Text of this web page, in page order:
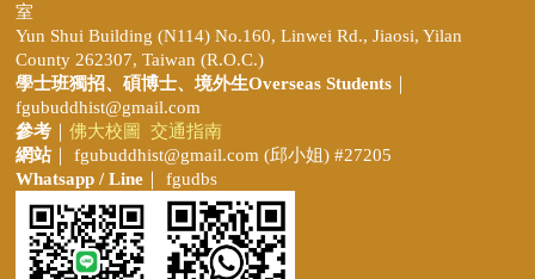
室
Yun Shui Building (N114) No.160, Linwei Rd., Jiaosi, Yilan
County 262307, Taiwan (R.O.C.)
學士班獨招、 碩博士、境外生Overseas Students ｜
fgubuddhist@gmail.com
參考 ｜ 佛大校圖
交通指南
網站｜ fgubuddhist@gmail.com (邱小姐) #27205
Whatsapp / Line ｜ fgudbs